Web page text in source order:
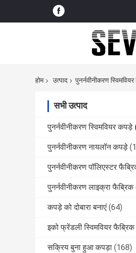
होम उत्पाद पुनर्नवीनीकरण
सभी उत्पाद
पुनर्नवीनीकरण स्विमवियर कपड़े
पुनर्नवीनीकरण नायलॉन कपड़े
पुनर्नवीनीकरण पॉलिएस्टर
पुनर्नवीनीकरण लाइक्रा फैब्रिक
कपड़े को दोबारा बनाएं (64)
इको फ्रेंडली स्विमवियर फैब्रिक
सक्रिय बुना हुआ कपड़ा (168)